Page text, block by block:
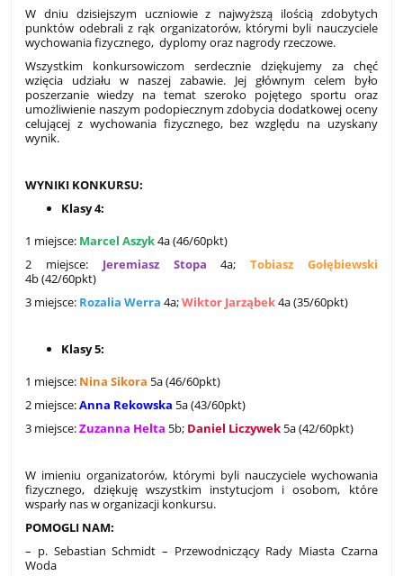
W dniu dzisiejszym uczniowie z najwyższą ilością zdobytych
punktów odebrali z rąk organizatorów, którymi byli nauczyciele
wychowania fizycznego, dyplomy oraz nagrody rzeczowe.
Wszystkim konkursowiczom serdecznie dziękujemy za chęć
wzięcia udziału w naszej zabawie. Jej głównym celem było
poszerzanie wiedzy na temat szeroko pojętego sportu oraz
umożliwienie naszym podopiecznym zdobycia dodatkowej oceny
celującej z wychowania fizycznego, bez względu na uzyskany
wynik.
WYNIKI KONKURSU:
Klasy 4:
1 miejsce: Marcel Aszyk4a (46/60pkt)
2 miejsce: Jeremiasz Stopa 4a; Tobiasz Gołębiewski
4b (42/60pkt)
3 miejsce: Rozalia Werra 4a;Wiktor Jarząbek4a (35/60pkt)
Klasy 5:
1 miejsce: Nina Sikora 5a (46/60pkt)
2 miejsce:Anna Rekowska 5a (43/60pkt)
3 miejsce:Zuzanna Helta 5b; Daniel Liczywek 5a (42/60pkt)
W imieniu organizatorów, którymi byli nauczyciele wychowania
fizycznego, dziękuję wszystkim instytucjom i osobom, które
wsparły nas w organizacji konkursu.
POMOGLI NAM:
– p. Sebastian Schmidt – Przewodniczący Rady Miasta Czarna
Woda